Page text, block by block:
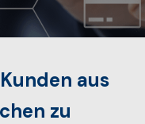
aus
zu